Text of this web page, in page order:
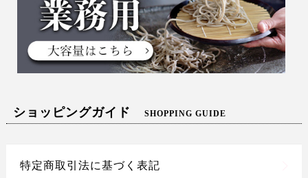
ショッピングガイド SHOPPING GUIDE
特定商取引法に基づく表記